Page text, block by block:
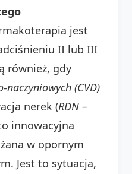
jest
II lub III
również, gdy
naczyniowych (CVD)
nerek (RDN –
innowacyjna
w opornym
Jest to sytuacja,